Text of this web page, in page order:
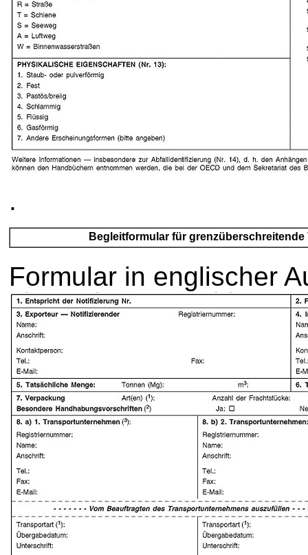
.
Begleitformular für
Formular in englischer